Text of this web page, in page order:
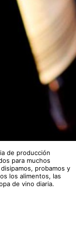
de producción
para muchos
probamos y
los alimentos, las
de vino diaria.